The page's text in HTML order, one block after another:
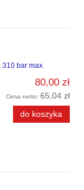
310 bar max
80,00 zł
Cena netto: 65,04 zł
do koszyka